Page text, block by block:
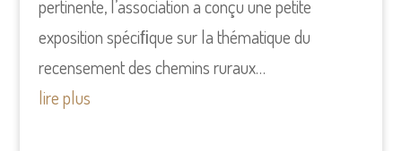
pertinente, l’association a conçu une petite
exposition spéciﬁque sur la thématique du
recensement des chemins ruraux…
lire plus